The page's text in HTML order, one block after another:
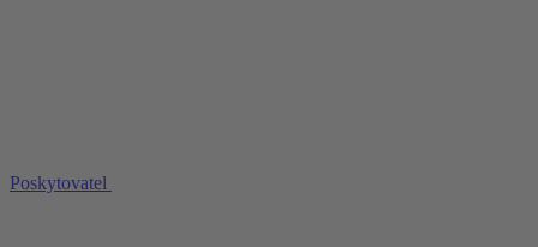
Poskytovatel